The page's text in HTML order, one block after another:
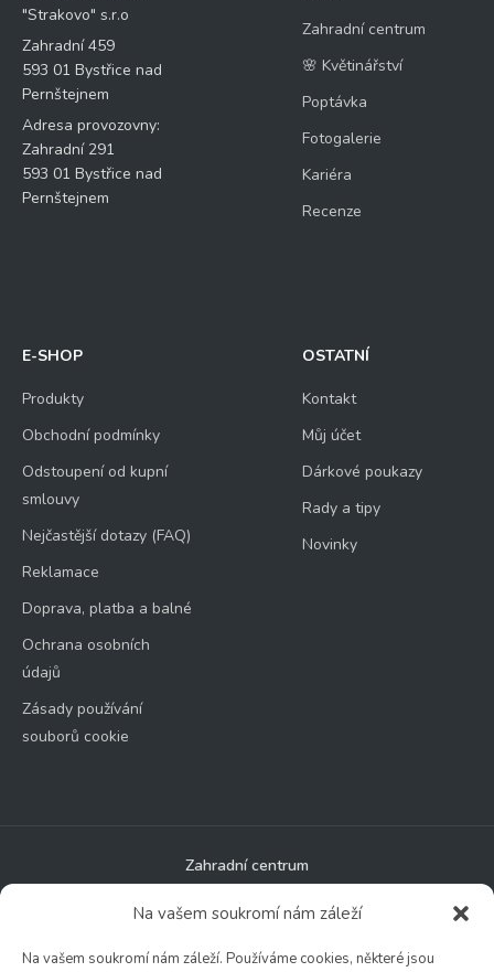
Na vašem soukromí nám záleží
Na vašem soukromí nám záleží. Používáme cookies, některé jsou
"Strakovo" s.r.o
Zahradní 459
593 01 Bystřice nad
Pernštejnem
Adresa provozovny:
Zahradní 291
593 01 Bystřice nad
Pernštejnem
Zahradní centrum
🌸 Květinářství
Poptávka
Fotogalerie
Kariéra
Recenze
E-SHOP
Produkty
Obchodní podmínky
Odstoupení od kupní
smlouvy
Nejčastější dotazy (FAQ)
Reklamace
Doprava, platba a balné
Ochrana osobních
údajů
Zásady používání
souborů cookie
OSTATNÍ
Kontakt
Můj účet
Dárkové poukazy
Rady a tipy
Novinky
Zahradní centrum
🕑 Pá – So: 9:00 – 18:00
🚫 Neděle: ZAVŘENO